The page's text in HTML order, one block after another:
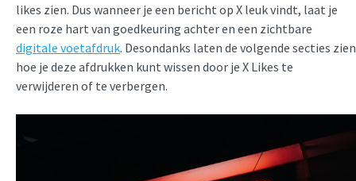
likes zien. Dus wanneer je een bericht op X leuk vindt, laat je
een roze hart van goedkeuring achter en een zichtbare
digitale voetafdruk. Desondanks laten de volgende secties zien
hoe je deze afdrukken kunt wissen door je X Likes te
verwijderen of te verbergen.